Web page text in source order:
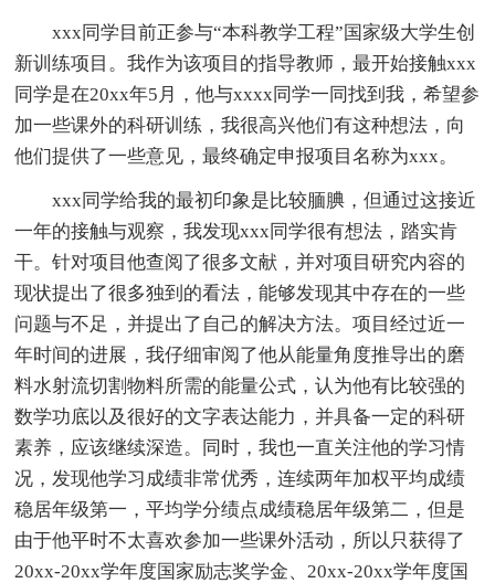
xxx同学目前正参与“本科教学工程”国家级大学生创
新训练项目。我作为该项目的指导教师，最开始接触xxx
同学是在20xx年5月，他与xxxx同学一同找到我，希望参
加一些课外的科研训练，我很高兴他们有这种想法，向
他们提供了一些意见，最终确定申报项目名称为xxx。
xxx同学给我的最初印象是比较腼腆，但通过这接近
一年的接触与观察，我发现xxx同学很有想法，踏实肯
干。针对项目他查阅了很多文献，并对项目研究内容的
现状提出了很多独到的看法，能够发现其中存在的一些
问题与不足，并提出了自己的解决方法。项目经过近一
年时间的进展，我仔细审阅了他从能量角度推导出的磨
料水射流切割物料所需的能量公式，认为他有比较强的
数学功底以及很好的文字表达能力，并具备一定的科研
素养，应该继续深造。同时，我也一直关注他的学习情
况，发现他学习成绩非常优秀，连续两年加权平均成绩
稳居年级第一，平均学分绩点成绩稳居年级第二，但是
由于他平时不太喜欢参加一些课外活动，所以只获得了
20xx-20xx学年度国家励志奖学金、20xx-20xx学年度国